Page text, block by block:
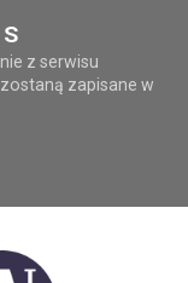
z serwisu
zapisane w